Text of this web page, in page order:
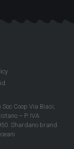
Soc Coop Via Biasi,
– P. IVA:
Shardano brand